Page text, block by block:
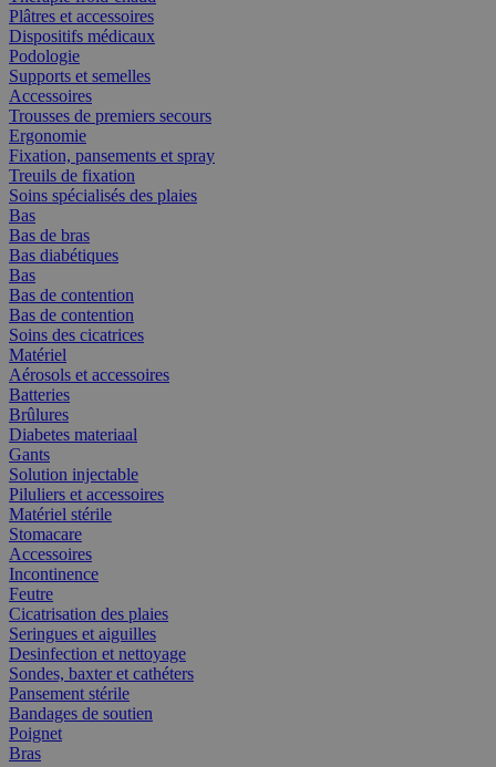
Plâtres et accessoires
Dispositifs médicaux
Podologie
Supports et semelles
Accessoires
Trousses de premiers secours
Ergonomie
Fixation, pansements et spray
Treuils de fixation
Soins spécialisés des plaies
Bas
Bas de bras
Bas diabétiques
Bas
Bas de contention
Bas de contention
Soins des cicatrices
Matériel
Aérosols et accessoires
Batteries
Brûlures
Diabetes materiaal
Gants
Solution injectable
Piluliers et accessoires
Matériel stérile
Stomacare
Accessoires
Incontinence
Feutre
Cicatrisation des plaies
Seringues et aiguilles
Desinfection et nettoyage
Sondes, baxter et cathéters
Pansement stérile
Bandages de soutien
Poignet
Bras